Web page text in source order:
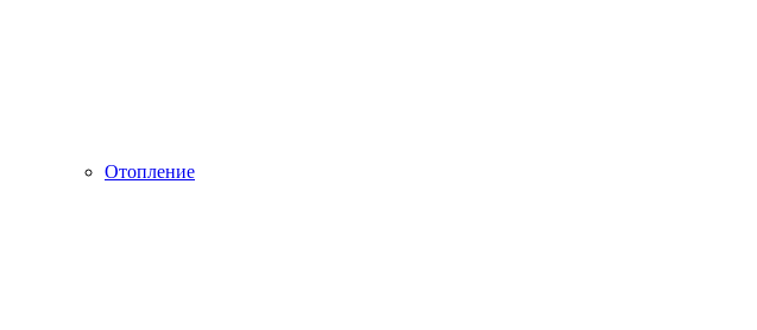
Отопление